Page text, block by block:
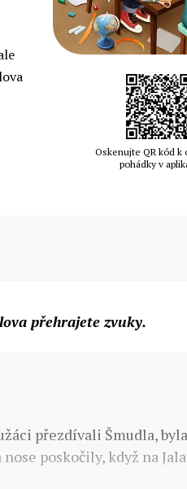
Oskenujte QR kód k
pohádky v
přehrajete zvuky.
přezdívali Šmudla,
poskočily, když na